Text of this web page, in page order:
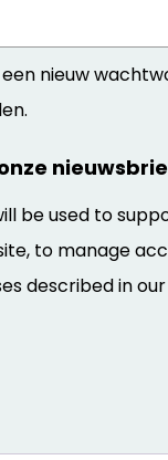
nieuw
be used to
to manage
described in our